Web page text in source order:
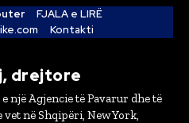
FJALA e LIRË
Kontakti
drejtore
një Agjencie të Pavarur dhe të
në Shqipëri, New York,